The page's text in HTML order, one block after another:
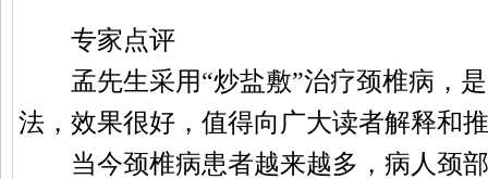
专家点评
孟先生采用“炒盐敷”治疗颈椎病，是
法，效果很好，值得向广大读者解释和
当今颈椎病患者越来越多，病人颈部